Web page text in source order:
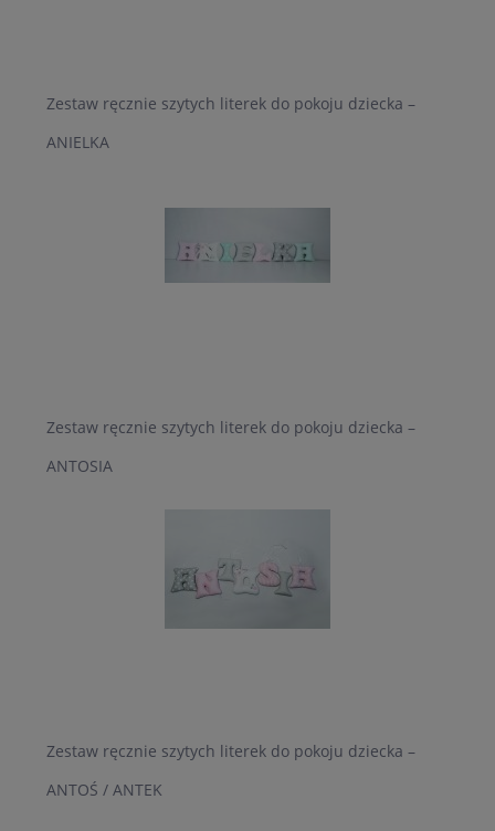
Zestaw ręcznie szytych literek do pokoju dziecka –
ANIELKA
Zestaw ręcznie szytych literek do pokoju dziecka –
ANTOSIA
Zestaw ręcznie szytych literek do pokoju dziecka –
ANTOŚ / ANTEK